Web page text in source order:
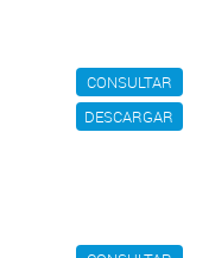
CONSULTAR
DESCARGAR